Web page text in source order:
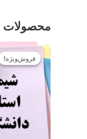
محصولات
فروش‌ویژه!
فروش‌ویژه!